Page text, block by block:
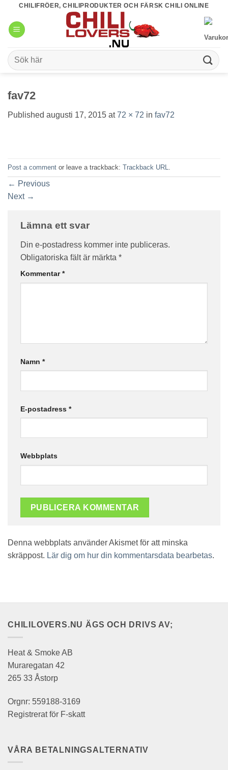
content
CHILIFRÖER, CHILIPRODUKTER OCH FÄRSK CHILI ONLINE
Sök
efter:
fav72
Published augusti 17, 2015 at72 × 72 in fav72
Post a comment or leave a trackback: Trackback URL
← Previous
Next →
Lämna ett svar
Din e-postadress kommer inte publiceras.
Obligatoriska fält är märkta *
Kommentar*
Namn *
E-postadress *
Webbplats
Denna webbplats använder Akismet för att minska
skräppost. Lär dig om hur din kommentarsdata bearbetas.
CHILILOVERS.NU ÄGS OCH DRIVS AV;
Heat & Smoke AB
Muraregatan 42
265 33 Åstorp
Orgnr: 559188-3169
Registrerat för F-skatt
VÅRA BETALNINGSALTERNATIV